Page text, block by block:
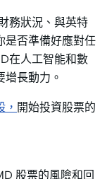
務狀況、與英特
是否準備好應對任
在人工智能和數
長動力。
， 開始投資股票的
股票的風險和回